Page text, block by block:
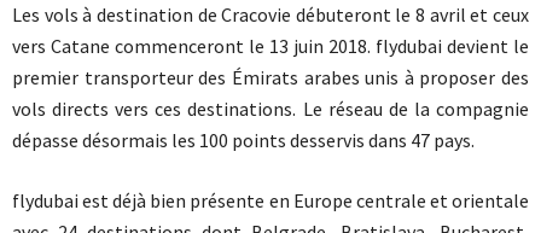
Les vols à destination de Cracovie débuteront le 8 avril et ceux
vers Catane commenceront le 13 juin 2018. flydubai devient le
premier transporteur des Émirats arabes unis à proposer des
vols directs vers ces destinations. Le réseau de la compagnie
dépasse désormais les 100 points desservis dans 47 pays.
flydubai est déjà bien présente en Europe centrale et orientale